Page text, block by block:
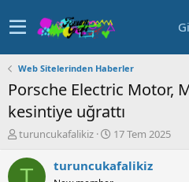
Web Sitelerinden Haberler
Porsche Electric Motor,
kesintiye uğrattı
K
n
turuncukafalikiz
B
ş
17 Tem 2025
T turuncukafalikiz